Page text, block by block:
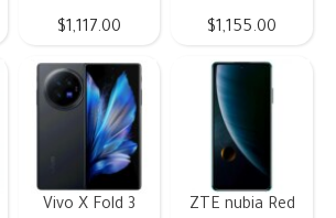
$1,155.00
$1,117.00
ZTE nubia Red
Vivo X Fold 3